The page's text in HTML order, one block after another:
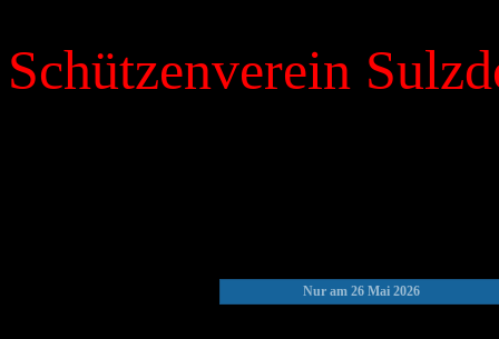
Schützenverein
Nur am 26 Mai 2026